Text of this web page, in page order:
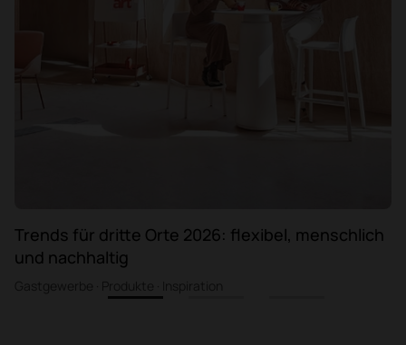
Trends für dritte Orte 2026: flexibel, menschlich
und nachhaltig